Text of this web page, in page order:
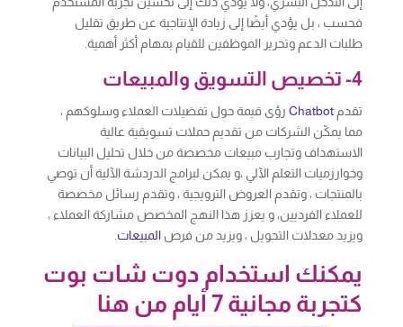
فحسب ، بل يؤدي أيضًا إلى زيادة الإنتاجية عن طريق تقليل
طلبات الدعم وتحرير الموظفين للقيام بمهام أكثر أهمية.
4- تخصيص التسويق والمبيعات
تقدم Chatbotرؤى قيمة حول تفضيلات العملاء وسلوكهم ،
مما يمكّن الشركات من تقديم حملات تسويقية عالية
الاستهداف وتجارب مبيعات مخصصة من خلال تحليل البيانات
وخوارزميات التعلم الآلي ،و يمكن لبرامج الدردشة الآلية أن توصي
بالمنتجات ، وتقدم العروض الترويجية ، وتقدم رسائل مخصصة
للعملاء الفرديين، و يعزز هذا النهج المخصص مشاركة العملاء ،
ويزيد معدلات التحويل ، ويزيد من فرص المبيعات
يمكنك استخدام دوت شات بوت
كتجربة مجانية 7 أيام من هنا